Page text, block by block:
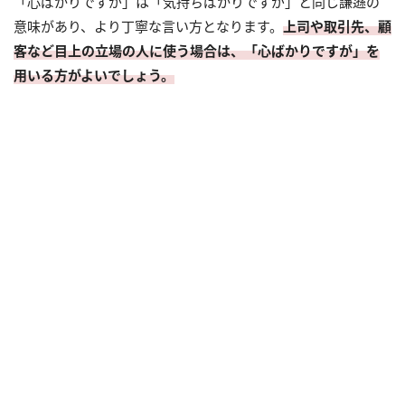
意味があり、より丁寧な言い方となります。 上司や取引先、顧
客など目上の立場の人に使う場合は、「心ばかりですが」を
用いる方がよいでしょう。